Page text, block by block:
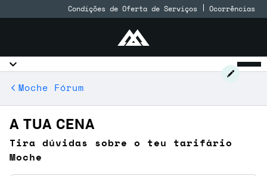
Condições de Oferta de Serviços Ocorrências
Moche Fórum
A TUA CENA
Tira dúvidas sobre o teu tarifário
Moche